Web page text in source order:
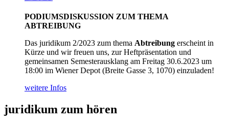
PODIUMSDISKUSSION ZUM THEMA
ABTREIBUNG
Das juridikum 2/2023 zum thema Abtreibung erscheint in
Kürze und wir freuen uns, zur Heftpräsentation und
gemeinsamen Semesterausklang am Freitag 30.6.2023 um
18:00 im Wiener Depot (Breite Gasse 3, 1070) einzuladen!
weitere Infos
juridikum zum hören